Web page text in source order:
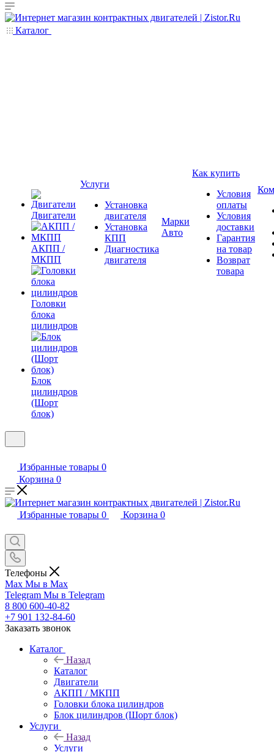
Каталог
Двигатели
АКПП /
МКПП
Головки
блока
цилиндров
Блок
цилиндров
(Шорт
блок)
Услуги
Установка
двигателя
Установка
КПП
Диагностика
двигателя
Марки
Авто
Как купить
Условия
оплаты
Условия
доставки
Гарантия
на товар
Возврат
товара
Избранные товары 0
Корзина 0
Избранные товары 0 Корзина 0
Телефоны
Max Мы в Max
Telegram Мы в Telegram
8 800 600-40-82
+7 901 132-84-60
Заказать звонок
Каталог
Назад
Каталог
Двигатели
АКПП / МКПП
Головки блока цилиндров
Блок цилиндров (Шорт блок)
Услуги
Назад
Услуги